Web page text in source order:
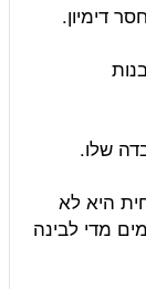
דימיון.
שלו.
היא לא
מדי לבינה